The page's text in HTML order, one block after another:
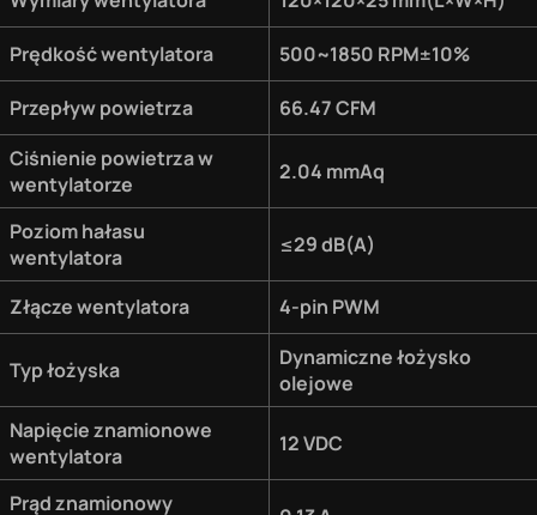
Prędkość wentylatora 500~1850 RPM±10%
Przepływ powietrza
66.47 CFM
Ciśnienie powietrza w
wentylatorze
2.04 mmAq
Poziom hałasu
wentylatora
≤29 dB(A)
Złącze wentylatora 4-pin PWM
Typ łożyska
Dynamiczne łożysko
olejowe
Napięcie znamionowe
wentylatora
12 VDC
Prąd znamionowy